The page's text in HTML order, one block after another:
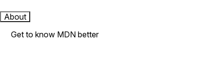
About
Get to know MDN better